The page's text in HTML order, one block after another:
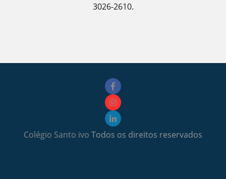
3026-2610.
Colégio Santo ivo Todos os direitos reservados